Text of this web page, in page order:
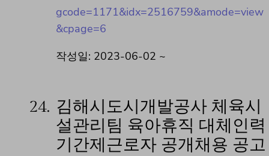
gcode=1171&idx=2516759&amode=view
&cpage=6
작성일: 2023-06-02 ~
24. 김해시도시개발공사 체육시
설관리팀 육아휴직 대체인력
기간제근로자 공개채용 공고